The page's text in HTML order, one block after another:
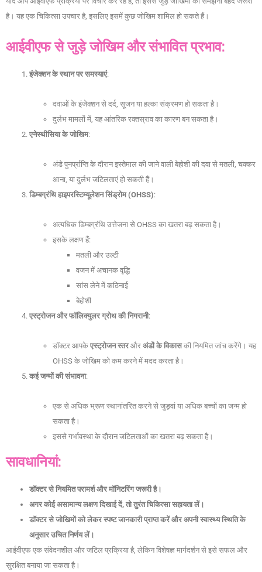
है। यह एक चिकित्सा उपचार है, इसलिए इसमें कुछ जोखिम शामिल हो सकते हैं।
आईवीएफ से जुड़े जोखिम और संभावित प्रभाव:
इंजेक्शन के स्थान पर समस्याएं:
दवाओं के इंजेक्शन से दर्द, सूजन या हल्का संक्रमण हो सकता है।
दुर्लभ मामलों में, यह आंतरिक रक्तस्राव का कारण बन सकता है।
एनेस्थीसिया के जोखिम:
अंडे पुनर्प्राप्ति के दौरान इस्तेमाल की जाने वाली बेहोशी की दवा से मतली, चक्कर
आना, या दुर्लभ जटिलताएं हो सकती हैं।
डिम्बग्रंथि हाइपरस्टिम्यूलेशन सिंड्रोम (OHSS):
अत्यधिक डिम्बग्रंथि उत्तेजना से OHSS का खतरा बढ़ सकता है।
इसके लक्षण हैं:
मतली और उल्टी
वजन में अचानक वृद्धि
सांस लेने में कठिनाई
बेहोशी
एस्ट्रोजन और फॉलिक्युलर ग्रोथ की निगरानी:
डॉक्टर आपके एस्ट्रोजन स्तरऔर अंडों के विकासकी नियमित जांच करेंगे। यह
OHSS के जोखिम को कम करने में मदद करता है।
कई जन्मों की संभावना:
एक से अधिक भ्रूण स्थानांतरित करने से जुड़वां या अधिक बच्चों का जन्म हो
सकता है।
इससे गर्भावस्था के दौरान जटिलताओं का खतरा बढ़ सकता है।
सावधानियां:
डॉक्टर से नियमित परामर्श और मॉनिटरिंग जरूरी है।
अगर कोई असामान्य लक्षण दिखाई दें, तो तुरंत चिकित्सा सहायता लें।
डॉक्टर से जोखिमों को लेकर स्पष्ट जानकारी प्राप्त करें और अपनी स्वास्थ्य स्थिति के
अनुसार उचित निर्णय लें।
आईवीएफ एक संवेदनशील और जटिल प्रक्रिया है, लेकिन विशेषज्ञ मार्गदर्शन से इसे सफल और
सुरक्षित बनाया जा सकता है।